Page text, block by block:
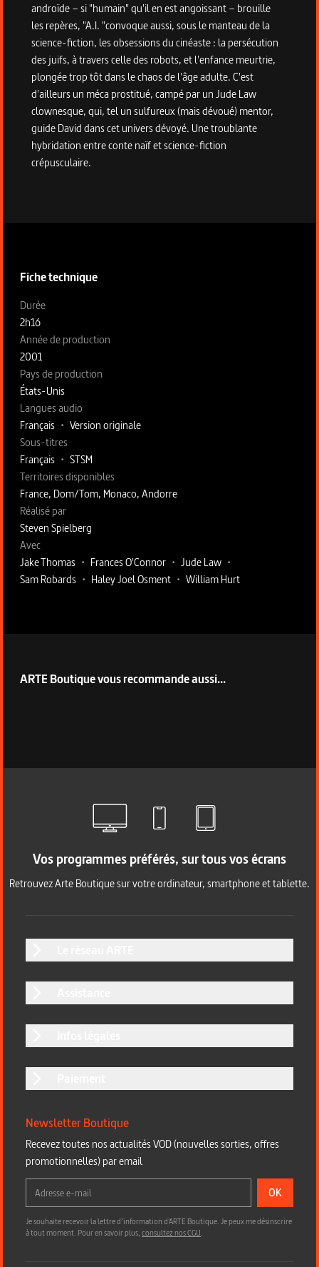
androïde – si "humain" qu'il en est angoissant – brouille
les repères, "A.I. "convoque aussi, sous le manteau de la
science-fiction, les obsessions du cinéaste : la persécution
des juifs, à travers celle des robots, et l'enfance meurtrie,
plongée trop tôt dans le chaos de l'âge adulte. C'est
d'ailleurs un méca prostitué, campé par un Jude Law
clownesque, qui, tel un sulfureux (mais dévoué) mentor,
guide David dans cet univers dévoyé. Une troublante
hybridation entre conte naïf et science-fiction
crépusculaire.
Fiche technique
Fiche technique section gauche
Durée
2h16
Année de production
2001
Pays de production
États-Unis
Langues audio
Français • Version originale
Sous-titres
Français • STSM
Territoires disponibles
France, Dom/Tom, Monaco, Andorre
Fiche technique section droite
Réalisé par
Steven Spielberg
Avec
Jake Thomas • Frances O'Connor • Jude Law •
Sam Robards • Haley Joel Osment • William Hurt
ARTE Boutique vous recommande aussi...
Vos programmes préférés, sur tous vos écrans
Retrouvez Arte Boutique sur votre ordinateur, smartphone et tablette.
Newsletter Boutique
Recevez toutes nos actualités VOD (nouvelles sorties, offres
promotionnelles) par email
OK
Je souhaite recevoir la lettre d’information d'ARTE Boutique. Je peux me désinscrire
à tout moment. Pour en savoir plus,consultez nos CGU.